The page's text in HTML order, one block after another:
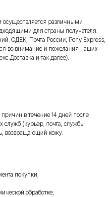
осуществляется различными
для страны получателя.
СДЕК, Почта России, Pony Express,
во внимание и пожелания наших
и так далее).
в течение 14 дней после
служб (курьер, почта, службы
возвращающий кожу.
покупки;
обработке;